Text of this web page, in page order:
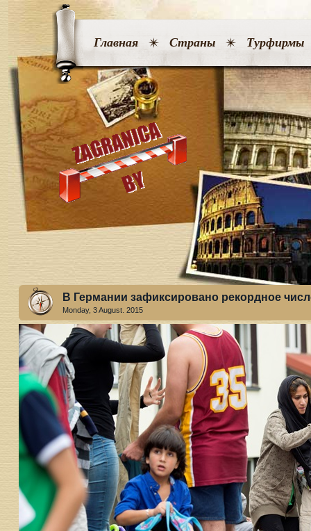
Главная Страны Турфирмы
В Германии зафиксировано рекордное
Monday, 3 August. 2015